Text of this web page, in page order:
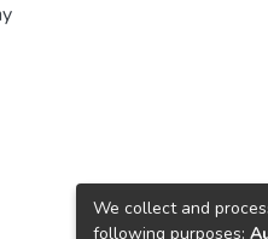
We collect and
following purposes: